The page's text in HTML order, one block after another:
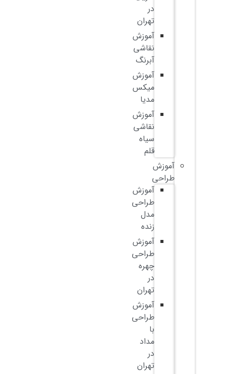
در
تهران
آموزش
نقاشی
آبرنگ
آموزش
میکس
مدیا
آموزش
نقاشی
سیاه
قلم
آموزش
طراحی
آموزش
طراحی
مدل
زنده
آموزش
طراحی
چهره
در
تهران
آموزش
طراحی
با
مداد
در
تهران